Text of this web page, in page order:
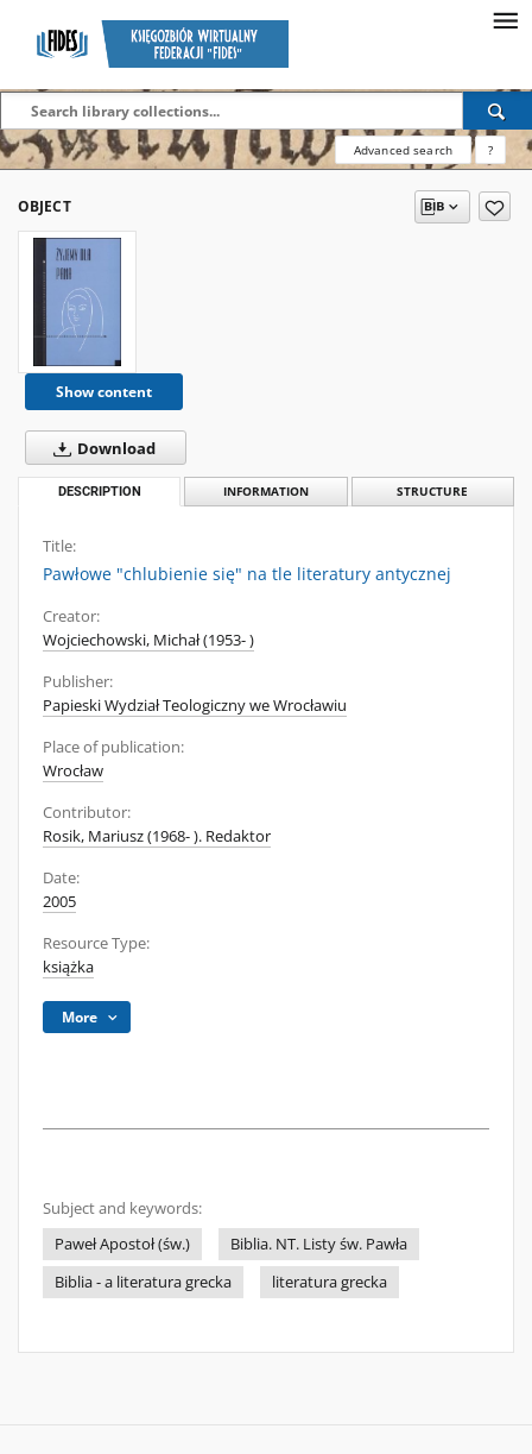
Advanced search ?
OBJECT
Show content
Download
DESCRIPTION INFORMATION STRUCTURE
Title:
Pawłowe "chlubienie się" na tle literatury antycznej
Creator:
Wojciechowski, Michał (1953- )
Publisher:
Papieski Wydział Teologiczny we Wrocławiu
Place of publication:
Wrocław
Contributor:
Rosik, Mariusz (1968- ). Redaktor
Date:
2005
Resource Type:
książka
More
Subject and keywords:
Paweł Apostoł (św.)
Biblia. NT. Listy św. Pawła
Biblia - a literatura grecka
literatura grecka